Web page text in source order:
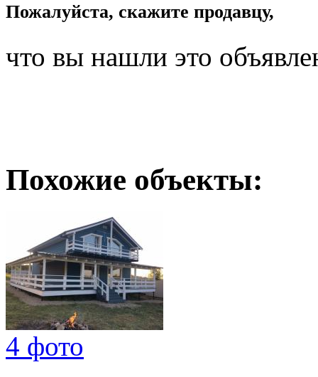
Пожалуйста, скажите продавцу,
что вы нашли это
Похожие объекты:
4 фото